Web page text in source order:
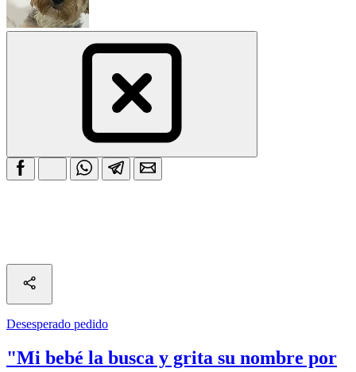
Desesperado pedido
"Mi bebé la busca y grita su nombre por